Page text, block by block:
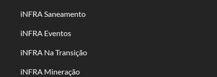
iNFRA Saneamento
iNFRA Eventos
iNFRA Na Transição
iNFRA Mineração